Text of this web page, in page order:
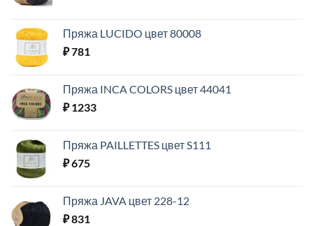
Пряжа LUCIDO цвет 80008
₽781
Пряжа INCA COLORS цвет 44041
₽1233
Пряжа PAILLETTES цвет S111
₽675
Пряжа JAVA цвет 228-12
₽831